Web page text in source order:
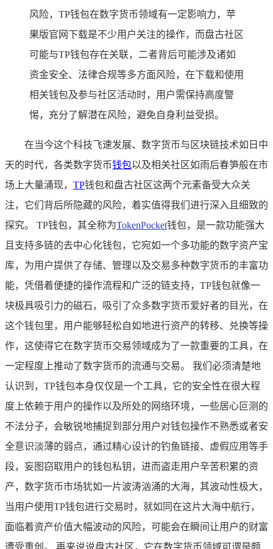
风险，TP钱包在数字货币领域有一定影响力，苹
果版官网下载是不少用户关注的操作，而盘古社区
可能与TP钱包存在关联，二者背后可能涉及诸如
资金安全、法律合规等多方面风险，在下载和使用
相关钱包及参与社区活动时，用户需保持高度警
惕，充分了解潜在风险，避免自身利益受损。
在当今这个科技飞速发展、数字货币与区块链技术如日中
天的时代，各类数字货币钱包以及相关社区如雨后春笋般在市
场上大量涌现， TP钱包和盘古社区这两个元素备受大众关
注，它们背后所隐藏的风险，着实值得我们进行深入且细致的
探究。 TP钱包，其全称为TokenPocket钱包，是一款功能强大
且支持多链的去中心化钱包，它宛如一个多功能的数字资产宝
库，为用户提供了存储、管理以及交易多种数字货币的丰富功
能，凭借着便捷的操作流程和广泛的链支持，TP钱包就像一
块极具吸引力的磁石，吸引了众多数字货币爱好者的目光，在
这个钱包里，用户能够轻松自如地进行资产的转移、兑换等操
作，这使得它在数字货币交易领域成为了一款重要的工具，在
一定程度上推动了数字货币的流通与交易。 我们必须清楚地
认识到，TP钱包本身仅仅是一个工具，它的安全性在很大程
度上依赖于用户的操作以及所处的网络环境，一些居心叵测的
不法分子，会敏锐地捕捉到部分用户对钱包操作不熟悉或者安
全意识淡薄的弱点，通过精心设计的钓鱼链接、虚假应用等手
段，妄图窃取用户的钱包私钥，进而盗走用户辛苦积累的资
产，数字货币市场犹如一片波涛汹涌的大海，其波动性极大，
当用户使用TP钱包进行交易时，就如同在这片大海中航行，
面临着资产价值大幅波动的风险，可能会在瞬间让用户的财富
遭受重创。 再来说说盘古社区，它在数字货币领域可谓是颇